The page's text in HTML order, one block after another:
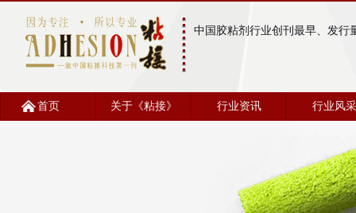
中国胶粘剂行业创刊最早、发行
首页 关于《粘接》 行业资讯 行业风采